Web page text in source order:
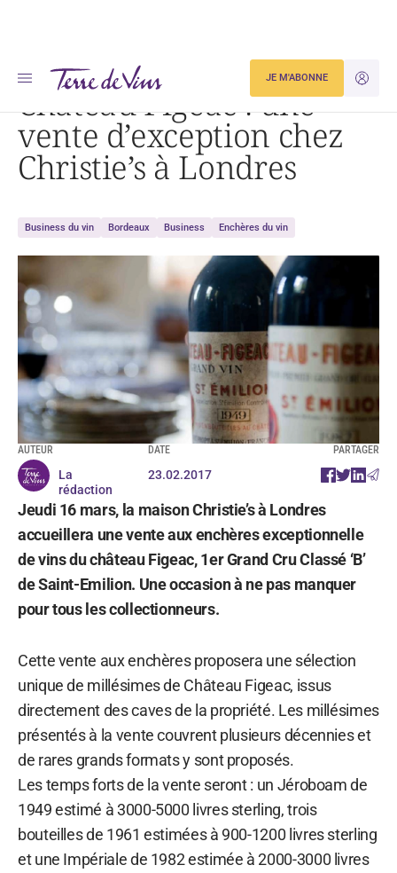
JE
JE M'ABONNE
Accueil Château Figeac : une vente d’exception chez Christie’s à Londres
Château Figeac : une
vente d’exception chez
Christie’s à Londres
Business du vin Bordeaux Business Enchères du vin
AUTEUR
La
rédaction
DATE
23.02.2017
PARTAGER
Jeudi 16 mars, la maison Christie’s à Londres
accueillera une vente aux enchères exceptionnelle
de vins du château Figeac, 1er Grand Cru Classé ‘B’
de Saint-Emilion. Une occasion à ne pas manquer
pour tous les collectionneurs.
Cette vente aux enchères proposera une sélection
unique de millésimes de Château Figeac, issus
directement des caves de la propriété. Les millésimes
présentés à la vente couvrent plusieurs décennies et
de rares grands formats y sont proposés.
Les temps forts de la vente seront : un Jéroboam de
1949 estimé à 3000-5000 livres sterling, trois
bouteilles de 1961 estimées à 900-1200 livres sterling
et une Impériale de 1982 estimée à 2000-3000 livres